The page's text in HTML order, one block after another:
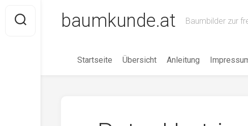
content
baumkunde.at Baumbilder zur
Startseite Übersicht Anleitung